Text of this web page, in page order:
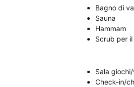
Bagno di
Sauna
Hammam
Scrub per
Sala
Check-in/